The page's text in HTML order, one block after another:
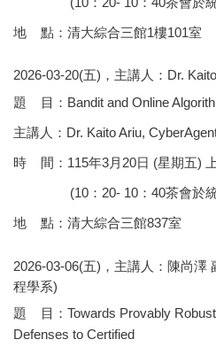
地 點：清大綜合三館1樓101室
2026-03-20(五)，主講人：Dr.
題 目：Bandit and Online
主講人：Dr. Kaito Ariu,
時 間：115年3月20日 (星期五)
(10：20- 10：40茶會於統
地 點：清大綜合三館837室
2026-03-06(五)，主講人：陳尚澤
程學系)
題 目：Towards Provably
Defenses to Certified